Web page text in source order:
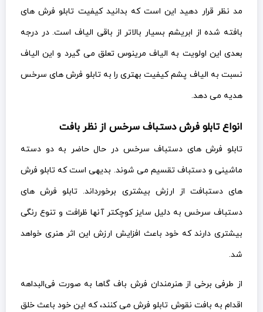
مد نظر قرار دهید این است که بدانید کیفیت تابلو فرش های
بافته شده از ابریشم بسیار بالاتر از باقی الیاف است. در درجه
بعدی این اولویت به الیاف مرینوس تعلق می گیرد و این الیاف
نسبت به الیاف پشم کیفیت بهتری را به تابلو فرش های سرخس
هدیه می دهد.
انواع تابلو فرش دستباف سرخس از نظر بافت
تابلو فرش های دستباف سرخس در حال حاضر به دو دسته
ماشینی و دستباف تقسیم می شوند. بدیهی است که تابلو فرش
های دستبافت از ارزش بیشتری برخورداند. تابلو فرش های
دستباف سرخس به دلیل سایز کوچکتر آنها ظرافت و تنوع رنگی
بیشتری دارند که خود باعث افزایش ارزش این اثر هنری خواهد
شد.
از طرفی برخی از هنرمندان فرش باف گاها به صورت فی‌البداهه
اقدام به بافت نقوش تابلو فرش می کنند، که این خود باعث خلق